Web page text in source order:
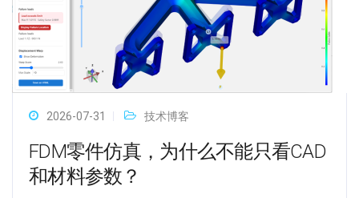
2026-07-31 技术博客
FDM零件仿真，为什么不能只看CAD
和材料参数？